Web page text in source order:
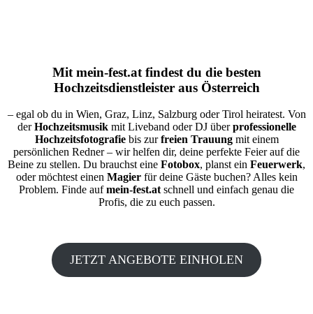
Mit mein-fest.atfindest du die besten
Hochzeitsdienstleister aus Österreich
– egal ob du in Wien, Graz, Linz, Salzburg oder Tirol heiratest. Von
derHochzeitsmusikmit Liveband oder DJ überprofessionelle
Hochzeitsfotografiebis zurfreien Trauungmit einem
persönlichen Redner – wir helfen dir, deine perfekte Feier auf die
Beine zu stellen. Du brauchst eine Fotobox, planst ein Feuerwerk,
oder möchtest einen Magierfür deine Gäste buchen? Alles kein
Problem. Finde aufmein-fest.atschnell und einfach genau die
Profis, die zu euch passen.
JETZT ANGEBOTE EINHOLEN